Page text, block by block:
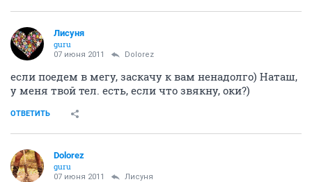
Лисуня
guru
07 июня 2011 Dolorez
если поедем в мегу, заскачу к вам ненадолго) Наташ,
у меня твой тел. есть, если что звякну, оки?)
ОТВЕТИТЬ
Dolorez
guru
07 июня 2011 Лисуня